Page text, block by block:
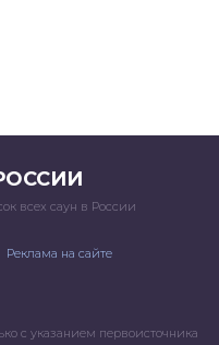
всех саун в России
Реклама на сайте
с указанием первоисточника